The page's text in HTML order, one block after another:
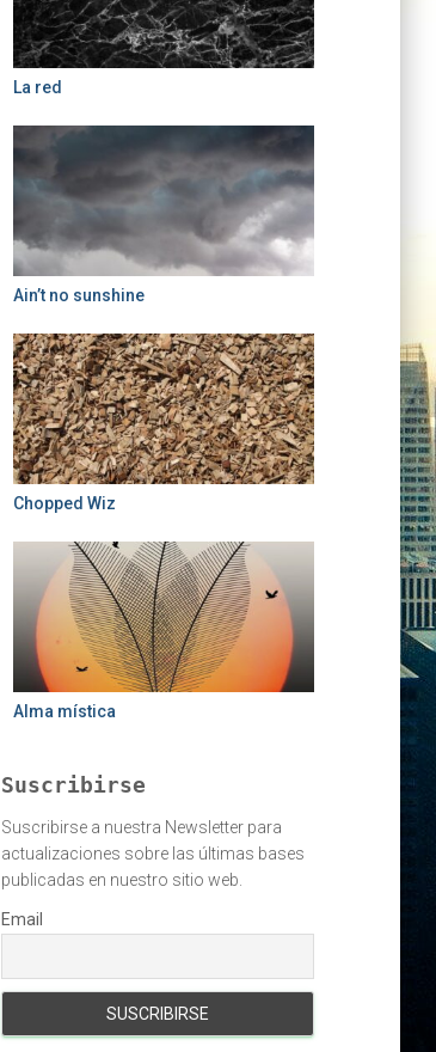
La red
Ain’t no sunshine
Chopped Wiz
Alma mística
Suscribirse
Suscribirse a nuestra Newsletter para
actualizaciones sobre las últimas bases
publicadas en nuestro sitio web.
Email